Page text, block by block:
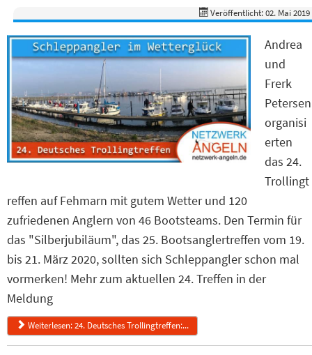
Veröffentlicht: 02. Mai 2019
Andrea
und
Frerk
Petersen
organisi
erten
das 24.
Trollingt
reffen auf Fehmarn mit gutem Wetter und 120
zufriedenen Anglern von 46 Bootsteams. Den Termin für
das "Silberjubiläum", das 25. Bootsanglertreffen vom 19.
bis 21. März 2020, sollten sich Schleppangler schon mal
vormerken! Mehr zum aktuellen 24. Treffen in der
Meldung
Weiterlesen: 24. Deutsches Trollingtreffen:...